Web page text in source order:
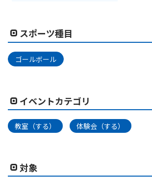
スポーツ種目
ゴールボール
イベントカテゴリ
教室（する） 体験会（する）
対象